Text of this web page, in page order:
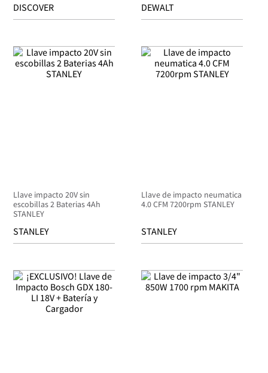
DISCOVER DEWALT
Llave impacto 20V sin
escobillas 2 Baterias 4Ah
STANLEY
STANLEY
Llave de impacto neumatica
4.0 CFM 7200rpm STANLEY
STANLEY